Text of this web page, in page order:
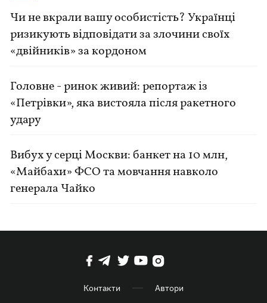
Чи не вкрали вашу особистість? Українці
ризикують відповідати за злочини своїх
«двійників» за кордоном
Головне - ринок живий: репортаж із
«Петрівки», яка вистояла після ракетного
удару
Вибух у серці Москви: банкет на 10 млн,
«Майбахи» ФСО та мовчання навколо
генерала Чайко
Контакти Автори